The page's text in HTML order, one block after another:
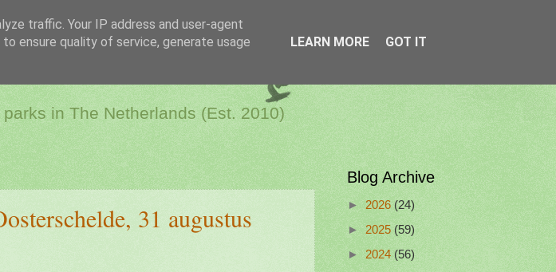
and Fauna Netherlands
in The Netherlands (Est. 2010)
31 augustus
Blog Archive
► 2026 (24)
► 2025 (59)
► 2024 (56)
traffic. Your IP address and user-agent
ensure quality of service, generate usage
LEARN MORE GOT IT